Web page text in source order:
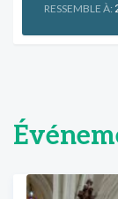
RESSEMBLE À: